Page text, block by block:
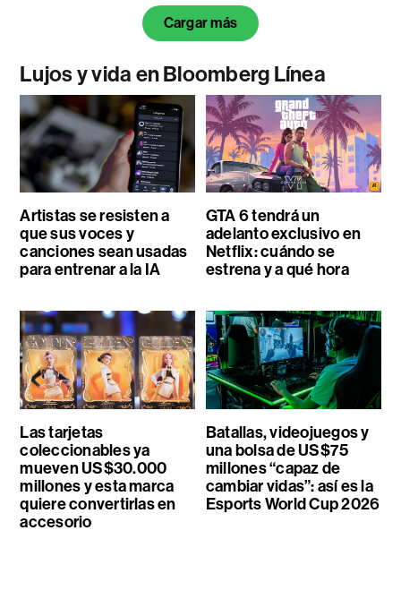
Cargar más
Lujos y vida en Bloomberg Línea
Artistas se resisten a
que sus voces y
canciones sean usadas
para entrenar a la IA
GTA 6 tendrá un
adelanto exclusivo en
Netflix: cuándo se
estrena y a qué hora
Las tarjetas
coleccionables ya
mueven US$30.000
millones y esta marca
quiere convertirlas en
accesorio
Batallas, videojuegos y
una bolsa de US$75
millones “capaz de
cambiar vidas”: así es la
Esports World Cup 2026